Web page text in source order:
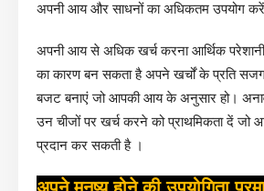
अपनी आय और साधनों का अधिकतम उपयोग करें
अपनी आय से अधिक खर्च करना आर्थिक
का कारण बन सकता है अपने खर्चों के प्रति
बजट बनाएं जो आपकी आय के अनुसार हो।
उन चीजों पर खर्च करने को प्राथमिकता दें जो
प्रदान कर सकती है ।